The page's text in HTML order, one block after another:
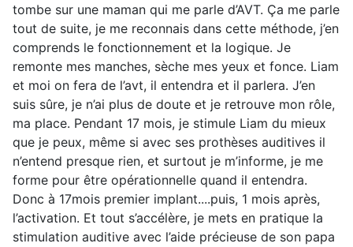
tombe sur une maman qui me parle d’AVT. Ça me parle
tout de suite, je me reconnais dans cette méthode, j’en
comprends le fonctionnement et la logique. Je
remonte mes manches, sèche mes yeux et fonce. Liam
et moi on fera de l’avt, il entendra et il parlera. J’en
suis sûre, je n’ai plus de doute et je retrouve mon rôle,
ma place. Pendant 17 mois, je stimule Liam du mieux
que je peux, même si avec ses prothèses auditives il
n’entend presque rien, et surtout je m’informe, je me
forme pour être opérationnelle quand il entendra.
Donc à 17mois premier implant....puis, 1 mois après,
l’activation. Et tout s’accélère, je mets en pratique la
stimulation auditive avec l’aide précieuse de son papa